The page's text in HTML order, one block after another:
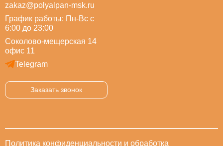
zakaz@polyalpan-msk.ru
График работы: Пн-Вс с
6:00 до 23:00
Соколово-мещерская 14
офис 11
Telegram
Заказать звонок
Политика конфиденциальности и обработка